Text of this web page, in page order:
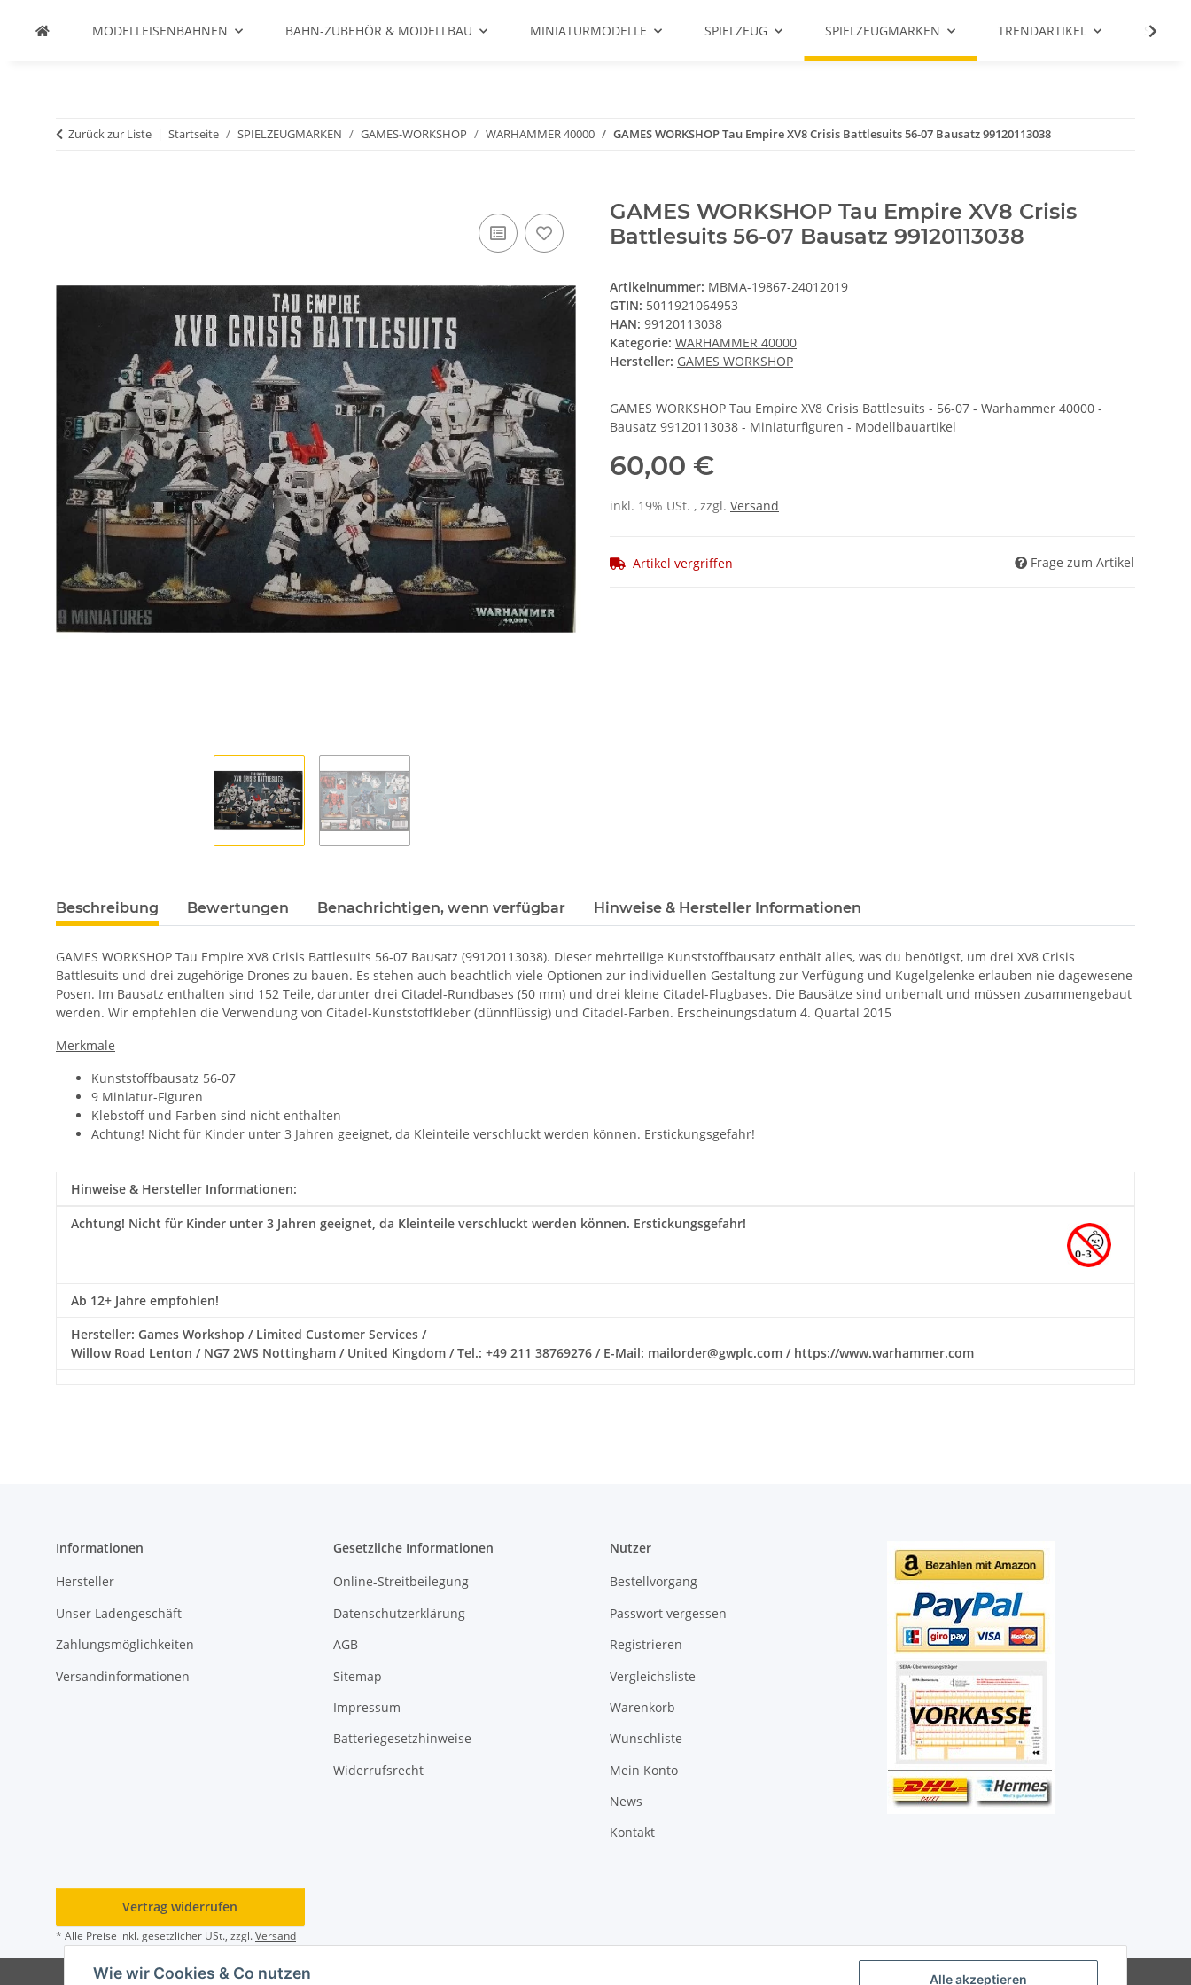
Alle akzeptieren
Wie wir Cookies & Co nutzen
MODELLEISENBAHNEN BAHN-ZUBEHÖR & MODELLBAU MINIATURMODELLE SPIELZEUG SPIELZEUGMARKEN TRENDARTIKEL SALE %
Zurück zur Liste Startseite SPIELZEUGMARKEN GAMES-WORKSHOP WARHAMMER 40000 GAMES WORKSHOP Tau Empire XV8 Crisis Battlesuits 56-07 Bausatz 99120113038
GAMES WORKSHOP Tau Empire XV8 Crisis
Battlesuits 56-07 Bausatz 99120113038
Artikelnummer: MBMA-19867-24012019
GTIN: 5011921064953
HAN: 99120113038
Kategorie: WARHAMMER 40000
Hersteller: GAMES WORKSHOP
GAMES WORKSHOP Tau Empire XV8 Crisis Battlesuits - 56-07 - Warhammer 40000 -
Bausatz 99120113038 - Miniaturfiguren - Modellbauartikel
60,00 €
inkl. 19% USt. , zzgl. Versand
Artikel vergriffen Frage zum Artikel
Beschreibung Bewertungen Benachrichtigen, wenn verfügbar Hinweise & Hersteller Informationen
GAMES WORKSHOP Tau Empire XV8 Crisis Battlesuits 56-07 Bausatz (99120113038). Dieser mehrteilige Kunststoffbausatz enthält alles, was du benötigst, um drei XV8 Crisis
Battlesuits und drei zugehörige Drones zu bauen. Es stehen auch beachtlich viele Optionen zur individuellen Gestaltung zur Verfügung und Kugelgelenke erlauben nie dagewesene
Posen. Im Bausatz enthalten sind 152 Teile, darunter drei Citadel-Rundbases (50 mm) und drei kleine Citadel-Flugbases. Die Bausätze sind unbemalt und müssen zusammengebaut
werden. Wir empfehlen die Verwendung von Citadel-Kunststoffkleber (dünnflüssig) und Citadel-Farben. Erscheinungsdatum 4. Quartal 2015
Merkmale
Kunststoffbausatz 56-07
9 Miniatur-Figuren
Klebstoff und Farben sind nicht enthalten
Achtung! Nicht für Kinder unter 3 Jahren geeignet, da Kleinteile verschluckt werden können. Erstickungsgefahr!
Hinweise & Hersteller Informationen:
Achtung! Nicht für Kinder unter 3 Jahren geeignet, da Kleinteile verschluckt werden können. Erstickungsgefahr!
Ab 12+ Jahre empfohlen!
Hersteller: Games Workshop / Limited Customer Services /
Willow Road Lenton / NG7 2WS Nottingham / United Kingdom / Tel.: +49 211 38769276 / E-Mail: mailorder@gwplc.com / https://www.warhammer.com
Informationen
Hersteller
Unser Ladengeschäft
Zahlungsmöglichkeiten
Versandinformationen
Gesetzliche Informationen
Online-Streitbeilegung
Datenschutzerklärung
AGB
Sitemap
Impressum
Batteriegesetzhinweise
Widerrufsrecht
Nutzer
Bestellvorgang
Passwort vergessen
Registrieren
Vergleichsliste
Warenkorb
Wunschliste
Mein Konto
News
Kontakt
Vertrag widerrufen
* Alle Preise inkl. gesetzlicher USt., zzgl.Versand